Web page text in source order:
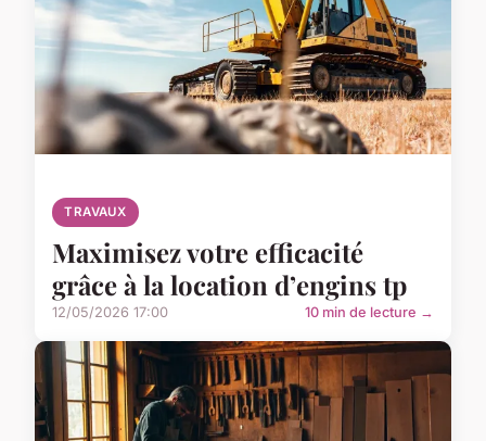
TRAVAUX
Maximisez votre efficacité
grâce à la location d’engins tp
12/05/2026 17:00 10 min de lecture →